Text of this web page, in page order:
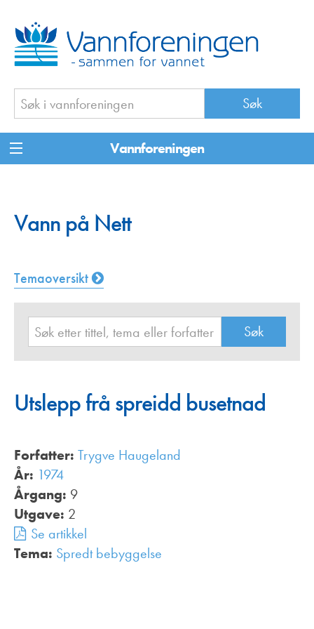
Vannforeningen
Vann på Nett
Temaoversikt
Utslepp frå spreidd busetnad
Forfatter: Trygve Haugeland
År: 1974
Årgang: 9
Utgave: 2
Se artikkel
Tema: Spredt bebyggelse